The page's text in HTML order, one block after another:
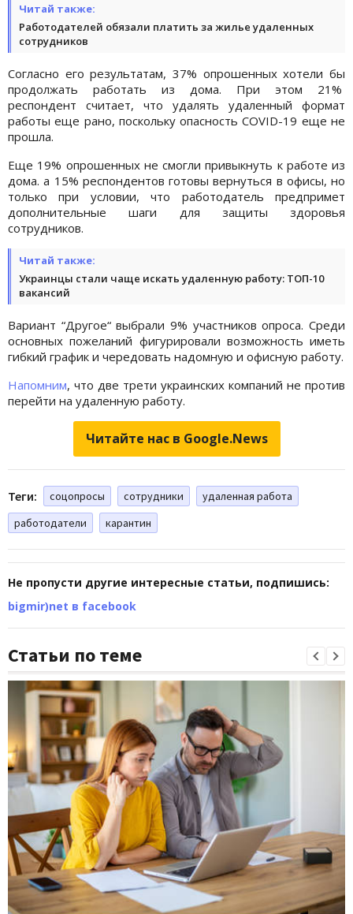
Читай также:
Работодателей обязали платить за жилье удаленных
сотрудников
Согласно его результатам, 37% опрошенных хотели бы
продолжать работать из дома. При этом 21%
респондент считает, что удалять удаленный формат
работы еще рано, поскольку опасность COVID-19 еще не
прошла.
Еще 19% опрошенных не смогли привыкнуть к работе из
дома. а 15% респондентов готовы вернуться в офисы, но
только при условии, что работодатель предпримет
дополнительные шаги для защиты здоровья
сотрудников.
Читай также:
Украинцы стали чаще искать удаленную работу: ТОП-10
вакансий
Вариант “Другое“ выбрали 9% участников опроса. Среди
основных пожеланий фигурировали возможность иметь
гибкий график и чередовать надомную и офисную работу.
Напомним, что две трети украинских компаний не против
перейти на удаленную работу.
Читайте нас в Google.News
Теги: соцопросы сотрудники
удаленная работа
работодатели
карантин
Не пропусти другие интересные статьи, подпишись:
bigmir)net в facebook
Статьи по теме